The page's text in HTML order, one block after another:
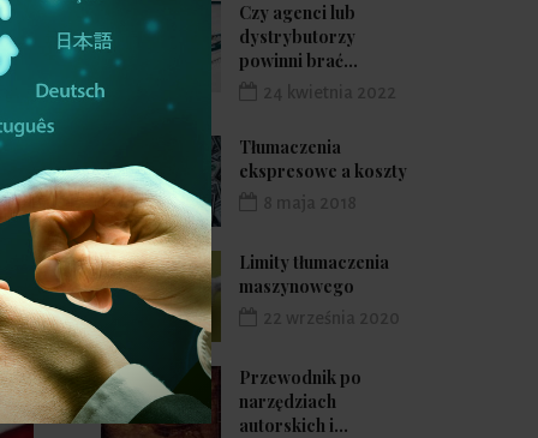
Czy agenci lub
dystrybutorzy
powinni brać...
Tłumaczenia
ekspresowe a koszty
Limity tłumaczenia
maszynowego
Przewodnik po
narzędziach
autorskich i...